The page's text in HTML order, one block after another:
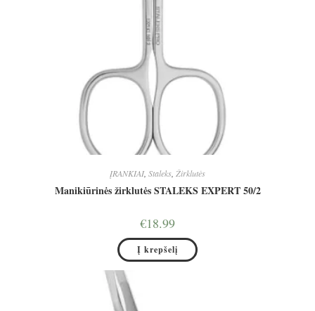
ĮRANKIAI Staleks Žirklutės
Manikiūrinės žirklutės STALEKS EXPERT 50/2
€18.99
Į krepšelį